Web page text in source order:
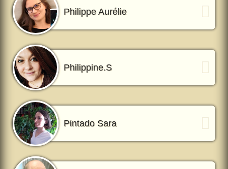
Philippe Aurélie
Philippine.S
Pintado Sara